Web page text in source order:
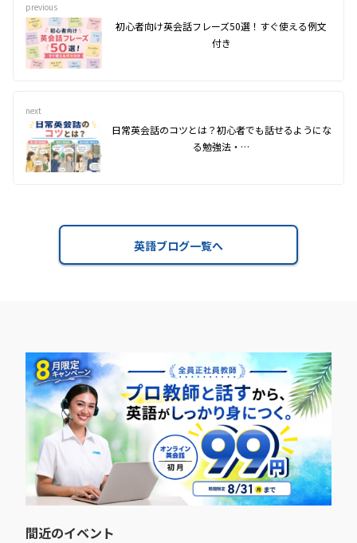
previous
初心者向け英会話フレーズ50選！すぐ使える例文
付き
next
日常英会話のコツとは？初心者でも話せるようにな
る勉強法・…
英語ブログ一覧へ
間近のイベント​